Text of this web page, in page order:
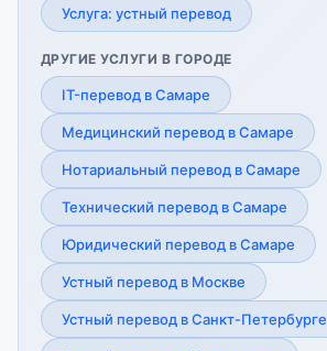
Услуга: устный перевод
ДРУГИЕ УСЛУГИ В ГОРОДЕ
IT-перевод в Самаре
Медицинский перевод в Самаре
Нотариальный перевод в Самаре
Технический перевод в Самаре
Юридический перевод в Самаре
Устный перевод в Москве
Устный перевод в Санкт-Петербурге